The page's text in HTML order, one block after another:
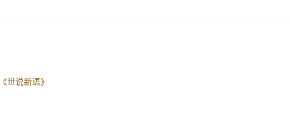
《世说新语》